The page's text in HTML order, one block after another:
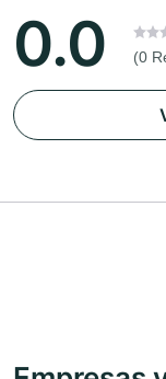
0.0 (0